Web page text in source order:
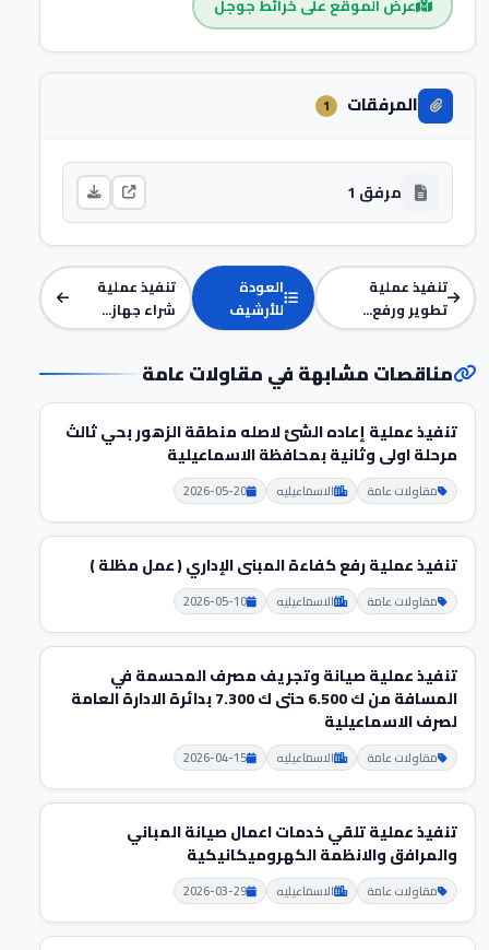
عرض الموقع على خرائط جوجل
المرفقات 1
مرفق 1
تنفيذ عملية
تطوير ورفع...
العودة
للأرشيف
تنفيذ عملية
شراء جهاز...
مناقصات مشابهة في مقاولات عامة
تنفيذ عملية إعاده الشئ لاصله منطقة الزهور بحي ثالث
مرحلة اولى وثانية بمحافظة الاسماعيلية
مقاولات عامة الاسماعيليه 2026-05-20
تنفيذ عملية رفع كفاءة المبنى الإداري ( عمل مظلة )
مقاولات عامة الاسماعيليه 2026-05-10
تنفيذ عملية صيانة وتجريف مصرف المحسمة في
المسافة من ك 6.500 حتى ك 7.300 بدائرة الادارة العامة
لصرف الاسماعيلية
مقاولات عامة الاسماعيليه 2026-04-15
تنفيذ عملية تلقي خدمات اعمال صيانة المباني
والمرافق والانظمة الكهروميكانيكية
مقاولات عامة الاسماعيليه 2026-03-29